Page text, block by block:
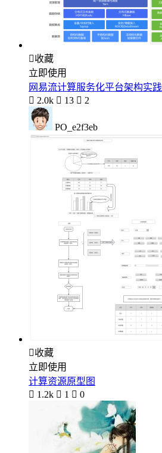
收藏
立即使用
网易流计算服务化平台架构实践
 2.0k  13  2
PO_e2f3eb
收藏
立即使用
计算资源原型图
 1.2k  1  0